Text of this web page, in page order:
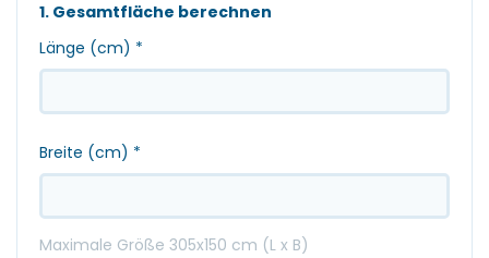
1. Gesamtfläche berechnen
Länge (cm) *
Breite (cm) *
Maximale Größe 305x150 cm (L x B)